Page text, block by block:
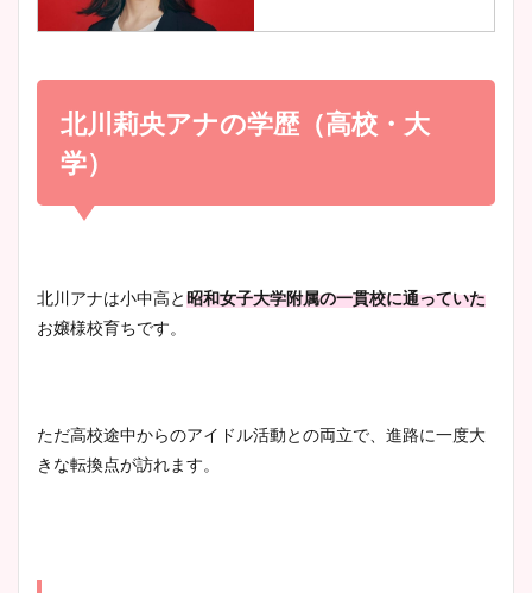
宇賀神メグアナのニット画像
池谷実悠アナのメガネ画像が
小室瑛莉子のカップ画像まと
め！足が美脚でニット衣装も
かわいい！
wikiプロフもチェック！
プ画像まとめ！同期や実家に
北川莉央アナの学歴（高校・大
学）
北川アナは小中高と昭和女子大学附属の一貫校に通っていた
お嬢様校育ちです。
ただ高校途中からのアイドル活動との両立で、進路に一度大
きな転換点が訪れます。